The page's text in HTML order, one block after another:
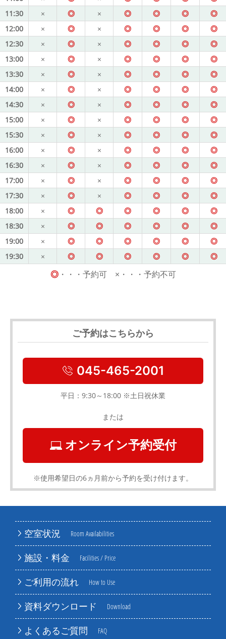
空室状況 Room Availabilities
施設・料金 Facilities / Price
ご利用の流れ How to Use
資料ダウンロード Download
よくあるご質問 FAQ
11:30
× ◎ × ◎ ◎ ◎
◎
12:00
× ◎ × ◎ ◎ ◎
◎
12:30
× ◎ × ◎ ◎ ◎
◎
13:00
× ◎ × ◎ ◎ ◎
◎
13:30
× ◎ × ◎ ◎ ◎
◎
14:00
× ◎ × ◎ ◎ ◎
◎
14:30
× ◎ × ◎ ◎ ◎
◎
15:00
× ◎ × ◎ ◎ ◎
◎
15:30
× ◎ × ◎ ◎ ◎
◎
16:00
× ◎ × ◎ ◎ ◎
◎
16:30
× ◎ × ◎ ◎ ◎
◎
17:00
× ◎ × ◎ ◎ ◎
◎
17:30
× ◎ × ◎ ◎ ◎
◎
18:00
× ◎ ◎ ◎ ◎ ◎
◎
18:30
× ◎ ◎ ◎ ◎ ◎
◎
19:00
× ◎ ◎ ◎ ◎ ◎
◎
19:30
× ◎ ◎ ◎ ◎ ◎ ◎
◎・・・予約可 ×・・・予約不可
ご予約はこちらから
045-465-2001
平日：9:30～18:00 ※土日祝休業
または
オンライン予約受付
※使用希望日の6ヵ月前から予約を受け付けます。